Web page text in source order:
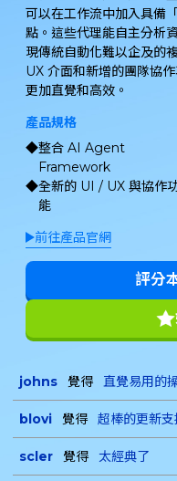
可以在工作流中加入具備
點。這些代理能自主分析
現傳統自動化難以企及的
UX 介面和新增的團隊協
更加直覺和高效。
產品規格
整合 AI Agent
Framework
全新的 UI / UX 與協作
能
前往產品官網
評分
johns 覺得 直覺易用的
blovi 覺得 超棒的更新支
scler 覺得 太經典了